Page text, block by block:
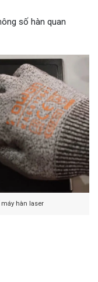
số hàn quan
hàn laser